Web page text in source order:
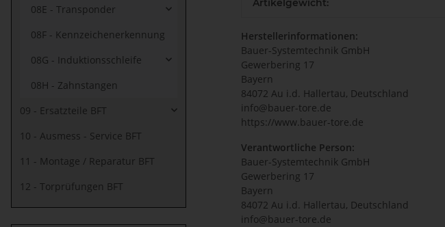
Artikelgewicht:
Herstellerinformationen:
Bauer-Systemtechnik GmbH
Gewerbering 17
Bayern
84072 Au i.d. Hallertau, Deutschland
info@bauer-tore.de
https://www.bauer-tore.de
Verantwortliche Person:
Bauer-Systemtechnik GmbH
Gewerbering 17
Bayern
84072 Au i.d. Hallertau, Deutschland
info@bauer-tore.de
08E - Transponder
08F - Kennzeichenerkennung
08G - Induktionsschleife
08H - Zahnstangen
09 - Ersatzteile BFT
10 - Ausmess - Service BFT
11 - Montage / Reparatur BFT
12 - Torprüfungen BFT